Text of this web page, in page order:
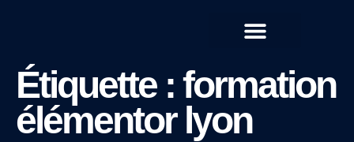
Étiquette : formation
élémentor lyon